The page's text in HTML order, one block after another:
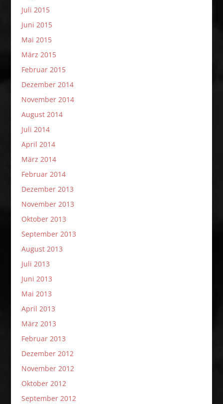
Juli 2015
Juni 2015
Mai 2015
März 2015
Februar 2015
Dezember 2014
November 2014
August 2014
Juli 2014
April 2014
März 2014
Februar 2014
Dezember 2013
November 2013
Oktober 2013
September 2013
August 2013
Juli 2013
Juni 2013
Mai 2013
April 2013
März 2013
Februar 2013
Dezember 2012
November 2012
Oktober 2012
September 2012